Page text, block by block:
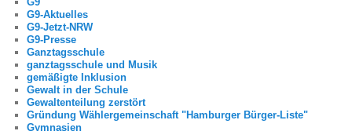
G9-Aktuelles
G9-Jetzt-NRW
G9-Presse
Ganztagsschule
ganztagsschule und Musik
gemäßigte Inklusion
Gewalt in der Schule
Gewaltenteilung zerstört
Gründung Wählergemeinschaft "Hamburger Bürger-Liste"
Gymnasien